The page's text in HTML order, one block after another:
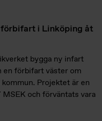
i Linköping åt
bygga ny infart
en förbifart väster om
Projektet är en
och förväntats vara